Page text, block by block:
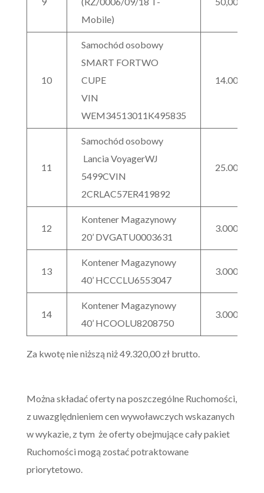
Mobile)
10
Samochód osobowy
SMART FORTWO
CUPE
VIN
WEM34513011K495835
14.000,00
11
Samochód osobowy
Lancia VoyagerWJ
5499CVIN
2CRLAC57ER419892
25.000,00
12
Kontener Magazynowy
20’ DVGATU0003631
3.000,00
13
Kontener Magazynowy
40’ HCCCLU6553047
3.000,00
14
Kontener Magazynowy
40’ HCOOLU8208750
3.000,00
Za kwotę nie niższą niż 49.320,00 zł brutto.
Można składać oferty na poszczególne Ruchomości,
z uwazględnieniem cen wywoławczych wskazanych
w wykazie, z tym że oferty obejmujące cały pakiet
Ruchomości mogą zostać potraktowane
priorytetowo.